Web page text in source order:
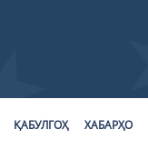
ҚАБУЛГОҲ ХАБАРҲО